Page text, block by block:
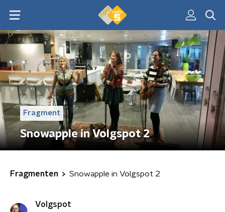
Fragment
Snowapple in Volgspot 2
Fragmenten Snowapple in Volgspot 2
Volgspot